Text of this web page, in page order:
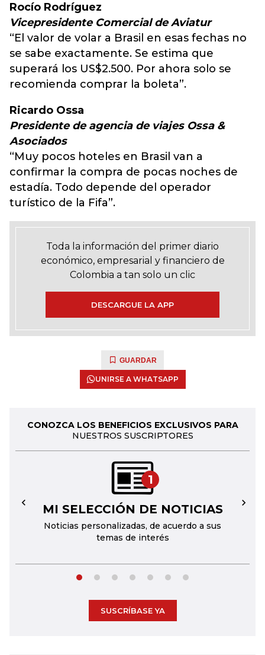
Rocío Rodríguez
Vicepresidente Comercial de Aviatur
“El valor de volar a Brasil en esas fechas no
se sabe exactamente. Se estima que
superará los US$2.500. Por ahora solo se
recomienda comprar la boleta”.
Ricardo Ossa
Presidente de agencia de viajes Ossa &
Asociados
“Muy pocos hoteles en Brasil van a
confirmar la compra de pocas noches de
estadía. Todo depende del operador
turístico de la Fifa”.
Toda la información del primer diario
económico, empresarial y financiero de
Colombia a tan solo un clic
DESCARGUE LA APP
GUARDAR
UNIRSE A WHATSAPP
CONOZCA LOS BENEFICIOS EXCLUSIVOS PARA
NUESTROS SUSCRIPTORES
1
MI SELECCIÓN DE NOTICIAS
Noticias personalizadas, de acuerdo a sus
temas de interés
← →
SUSCRÍBASE YA